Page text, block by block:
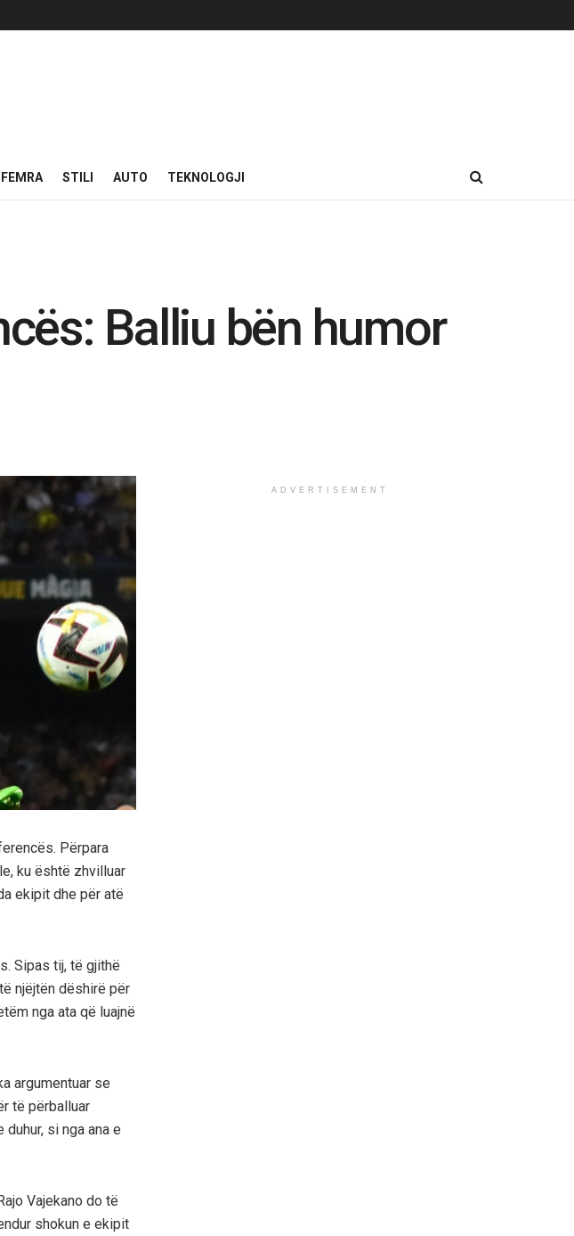
FEMRA STILI AUTO TEKNOLOGJI
Balliu bën humor
Përpara
ku është zhvilluar
ekipit dhe për atë
Sipas tij, të gjithë
njëjtën dëshirë për
nga ata që luajnë
argumentuar se
të përballuar
si nga ana e
Vajekano do të
shokun e ekipit
ADVERTISEMENT